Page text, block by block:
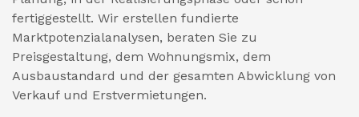
fertiggestellt. Wir erstellen fundierte
Marktpotenzialanalysen, beraten Sie zu
Preisgestaltung, dem Wohnungsmix, dem
Ausbaustandard und der gesamten Abwicklung von
Verkauf und Erstvermietungen.